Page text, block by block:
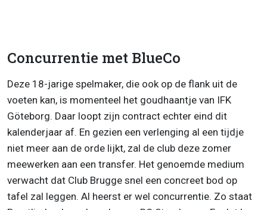
Concurrentie met BlueCo
Deze 18-jarige spelmaker, die ook op de flank uit de
voeten kan, is momenteel het goudhaantje van IFK
Göteborg. Daar loopt zijn contract echter eind dit
kalenderjaar af. En gezien een verlenging al een tijdje
niet meer aan de orde lijkt, zal de club deze zomer
meewerken aan een transfer. Het genoemde medium
verwacht dat Club Brugge snel een concreet bod op
tafel zal leggen. Al heerst er wel concurrentie. Zo staat